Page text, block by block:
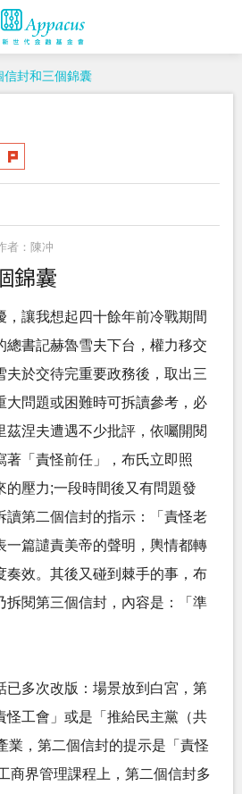
信封和三個錦囊
者：陳冲
錦囊
，讓我想起四十餘年前冷戰期間
總書記赫魯雪夫下台，權力移交
夫於交待完重要政務後，取出三
大問題或困難時可拆讀參考，必
茲涅夫遭遇不少批評，依囑開閱
著「責怪前任」，布氏立即照
的壓力;一段時間後又有問題發
讀第二個信封的指示：「責怪老
一篇譴責美帝的聲明，輿情都轉
奏效。其後又碰到棘手的事，布
拆閱第三個信封，內容是：「準
已多次改版：場景放到白宮，第
怪工會」或是「推給民主黨（共
業，第二個信封的提示是「責怪
商界管理課程上，第二個信封多